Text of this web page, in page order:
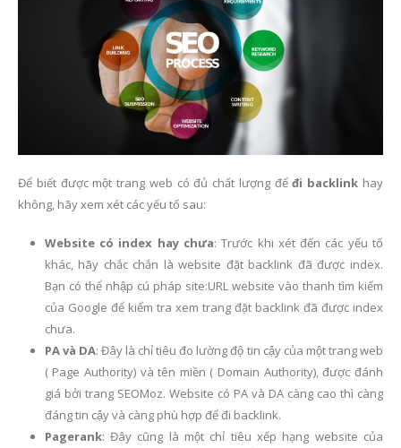
Để biết được một trang web có đủ chất lượng đểđi backlink hay
không, hãy xem xét các yếu tố sau:
Website có index hay chưa: Trước khi xét đến các yếu tố
khác, hãy chắc chắn là website đặt backlink đã được index.
Bạn có thể nhập cú pháp site:URL website vào thanh tìm kiếm
của Google để kiểm tra xem trang đặt backlink đã được index
chưa.
PA và DA: Đây là chỉ tiêu đo lường độ tin cậy của một trang web
( Page Authority) và tên miền ( Domain Authority), được đánh
giá bởi trang SEOMoz. Website có PA và DA càng cao thì càng
đáng tin cậy và càng phù hợp để đi backlink.
Pagerank: Đây cũng là một chỉ tiêu xếp hạng website của